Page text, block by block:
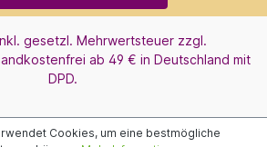
gesetzl. Mehrwertsteuer zzgl.
ab 49 € in Deutschland mit
DPD.
Cookies, um eine bestmögliche